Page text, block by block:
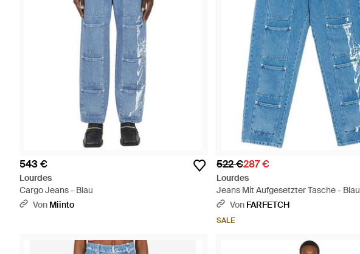
543 €
Lourdes
Cargo Jeans - Blau
Von Miinto
522 €287 €
Lourdes
Jeans Mit Aufgesetzter Tasche - Blau
Von FARFETCH
SALE